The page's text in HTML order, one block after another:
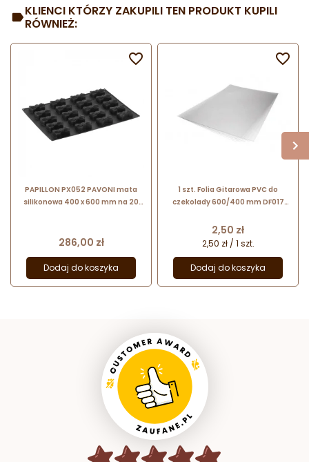
KLIENCI KTÓRZY ZAKUPILI TEN PRODUKT KUPILI
RÓWNIEŻ:
PAPILLON PX052 PAVONI mata
silikonowa 400 x 600 mm na 20
Cena
286,00 zł
Dodaj do koszyka

1 szt. Folia Gitarowa PVC do
czekolady 600/400 mm DF017
Cena
2,50 zł
2,50 zł / 1 szt.
Dodaj do koszyka
